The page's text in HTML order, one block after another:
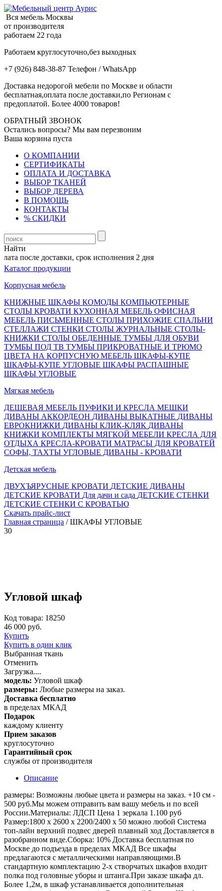
Вся мебель Москвы
от производителя
работаем 22 года
Работаем круглосуточно,без выходных
+7 (926) 848-38-87 Телефон / WhatsApp
Доставка недорогой мебели по Москве и области
бесплатная,оплата после доставки,по Регионам с
предоплатой. Более 4000 товаров!
ОБРАТНЫЙ ЗВОНОК
Остались вопросы? Мы вам перезвоним
Ваша корзина пуста
О КОМПАНИИ
СЕРТИФИКАТЫ
ОПЛАТА И ДОСТАВКА
ВЫБОР ТКАНЕЙ
ВЫБОР ДЕРЕВА
В ПОМОЩЬ
КОНТАКТЫ
% СКИДКИ
Найти
после доставки, срок исполнения 2 дня
Каталог продукции
Корпусная мебель
КНИЖНЫЕ ШКАФЫ КОМОДЫ КОМПЬЮТЕРНЫЕ
СТОЛЫ КРОВАТИ КУХОННАЯ МЕБЕЛЬ ОФИСНАЯ
МЕБЕЛЬ ПИСЬМЕННЫЕ СТОЛЫ ПРИХОЖИЕ СПАЛЬНИ
СТЕЛЛАЖИ СТЕНКИ СТОЛЫ ЖУРНАЛЬНЫЕ СТОЛЫ-
КНИЖКИ СТОЛЫ ОБЕДЕННЫЕ ТУМБЫ ДЛЯ ОБУВИ
ТУМБЫ ПОД ТВ ТУМБЫ ПРИКРОВАТНЫЕ И ТРЮМО
ЦВЕТА НА КОРПУСНУЮ МЕБЕЛЬ ШКАФЫ-КУПЕ
ШКАФЫ-КУПЕ УГЛОВЫЕ ШКАФЫ РАСПАШНЫЕ
ШКАФЫ УГЛОВЫЕ
Мягкая мебель
ДЕШЕВАЯ МЕБЕЛЬ ПУФИКИ И КРЕСЛА МЕШКИ
ДИВАНЫ АККОРДЕОН ДИВАНЫ ВЫКАТНЫЕ ДИВАНЫ
ЕВРОКНИЖКИ ДИВАНЫ КЛИК-КЛЯК ДИВАНЫ
КНИЖКИ КОМПЛЕКТЫ МЯГКОЙ МЕБЕЛИ КРЕСЛА ДЛЯ
ОТДЫХА КРЕСЛА-КРОВАТИ МАТРАСЫ ДЛЯ КРОВАТЕЙ
СОФЫ, ТАХТЫ УГЛОВЫЕ ДИВАНЫ - КРОВАТИ
Детская мебель
ДВУХЪЯРУСНЫЕ КРОВАТИ ДЕТСКИЕ ДИВАНЫ
ДЕТСКИЕ КРОВАТИ Для дачи и сада ДЕТСКИЕ СТЕНКИ
ДЕТСКИЕ СТЕНКИ С КРОВАТЬЮ
Скачать прайс-лист
Главная страница / ШКАФЫ УГЛОВЫЕ
30
Угловой шкаф
Код товара: 18250
46 000 руб.
Купить
Купить в один клик
Выбранная ткань
Отменить
Загрузка....
модель: Угловой шкаф
размеры: Любые размеры на заказ.
Доставка бесплатно
в пределах МКАД
Подарок
каждому клиенту
Прием заказов
круглосуточно
Гарантийный срок
службы от производителя
Описание
размеры: Возможны любые цвета и размеры на заказ. +10 см -
500 руб.Мы можем отправить вам вашу мебель и по всей
России.Материалы: ЛДСП Цена 1 зеркала 1.100 руб
Размер:1800 х 2600 х 2200/2400 х 50 можно любой Система
топ-лайн верхний подвес дверей плавный ход Доставляется в
разобранном виде.Сборка: 10% Доставка бесплатная по
Москве до подъезда в пределах МКАД Все шкафы
предлагаются с металлическими направляющими.В
стандартную комплектацию 2-х створчатых шкафов входит
полка под головные уборы и штанга.При заказе шкафа дл.
Более 1,2м, в шкаф устанавливается дополнительная